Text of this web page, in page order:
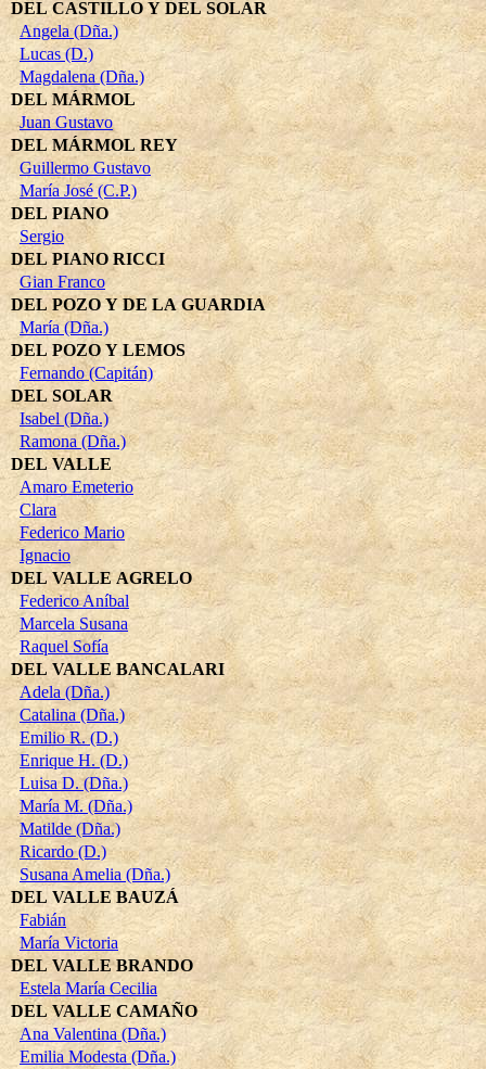
DEL CASTILLO Y DEL SOLAR
Angela (Dña.)
Lucas (D.)
Magdalena (Dña.)
DEL MÁRMOL
Juan Gustavo
DEL MÁRMOL REY
Guillermo Gustavo
María José (C.P.)
DEL PIANO
Sergio
DEL PIANO RICCI
Gian Franco
DEL POZO Y DE LA GUARDIA
María (Dña.)
DEL POZO Y LEMOS
Fernando (Capitán)
DEL SOLAR
Isabel (Dña.)
Ramona (Dña.)
DEL VALLE
Amaro Emeterio
Clara
Federico Mario
Ignacio
DEL VALLE AGRELO
Federico Aníbal
Marcela Susana
Raquel Sofía
DEL VALLE BANCALARI
Adela (Dña.)
Catalina (Dña.)
Emilio R. (D.)
Enrique H. (D.)
Luisa D. (Dña.)
María M. (Dña.)
Matilde (Dña.)
Ricardo (D.)
Susana Amelia (Dña.)
DEL VALLE BAUZÁ
Fabián
María Victoria
DEL VALLE BRANDO
Estela María Cecilia
DEL VALLE CAMAÑO
Ana Valentina (Dña.)
Emilia Modesta (Dña.)